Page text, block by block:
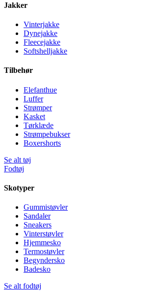
Jakker
Vinterjakke
Dynejakke
Fleecejakke
Softshelljakke
Tilbehør
Elefanthue
Luffer
Strømper
Kasket
Tørklæde
Strømpebukser
Boxershorts
Se alt tøj
Fodtøj
Skotyper
Gummistøvler
Sandaler
Sneakers
Vinterstøvler
Hjemmesko
Termostøvler
Begyndersko
Badesko
Se alt fodtøj